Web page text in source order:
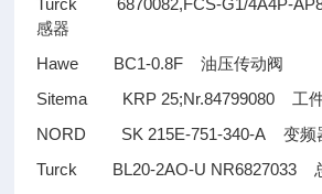
Turck 6870082,FCS-G1/4A4P-
感器
Hawe BC1-0.8F油压传动阀
Sitema KRP 25;Nr.84799080 工
NORD SK 215E-751-340-A变频
Turck BL20-2AO-U NR6827033